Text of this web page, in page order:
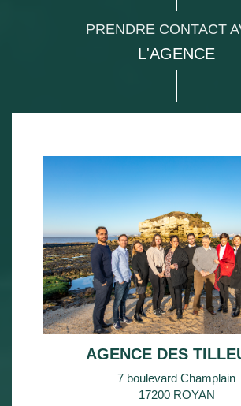
PRENDRE CONTACT
L'AGENCE
AGENCE DES
7 boulevard Champlain
17200 ROYAN